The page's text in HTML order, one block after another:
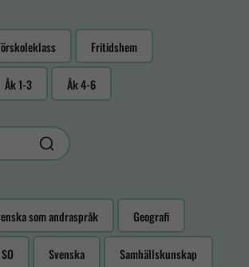
Fritidshem
Åk 1-3 Åk 4-6
som andraspråk Geografi
SO Svenska Samhällskunskap